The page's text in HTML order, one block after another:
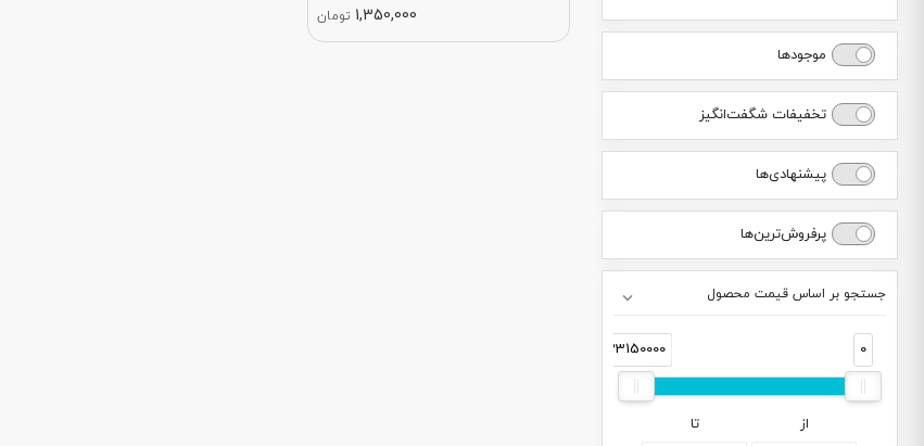
موجودها
تخفیفات شگفت‌انگیز
پیشنهادی‌ها
پرفروش‌ترین‌ها
جستجو بر اساس قیمت محصول
0
33150000
از تا
1,350,000 تومان